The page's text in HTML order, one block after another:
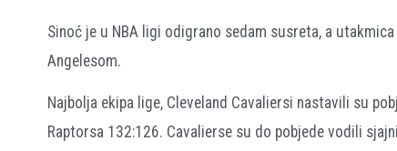
Sinoć je u NBA ligi odigrano sedam susreta, a
Angelesom.
Najbolja ekipa lige, Cleveland Cavaliersi nastavili su
Raptorsa 132:126. Cavalierse su do pobjede vodili